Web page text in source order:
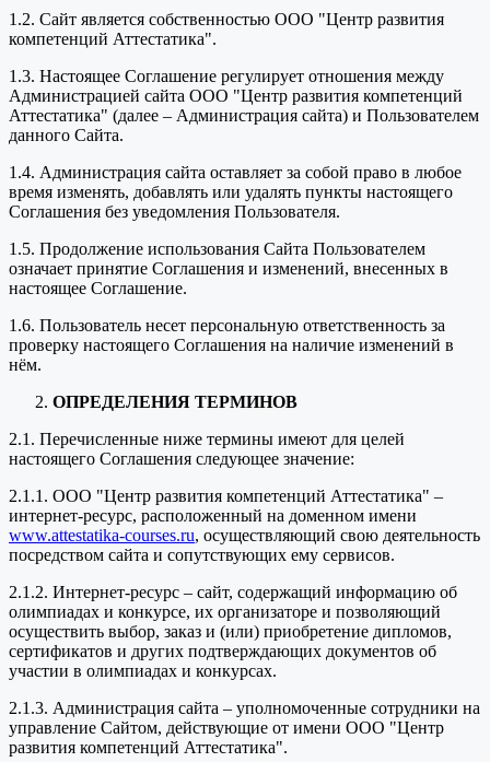
1.2. Сайт является собственностью ООО "Центр развития
компетенций Аттестатика".
1.3. Настоящее Соглашение регулирует отношения между
Администрацией сайта ООО "Центр развития компетенций
Аттестатика" (далее – Администрация сайта) и Пользователем
данного Сайта.
1.4. Администрация сайта оставляет за собой право в любое
время изменять, добавлять или удалять пункты настоящего
Соглашения без уведомления Пользователя.
1.5. Продолжение использования Сайта Пользователем
означает принятие Соглашения и изменений, внесенных в
настоящее Соглашение.
1.6. Пользователь несет персональную ответственность за
проверку настоящего Соглашения на наличие изменений в
нём.
ОПРЕДЕЛЕНИЯ ТЕРМИНОВ
2.1. Перечисленные ниже термины имеют для целей
настоящего Соглашения следующее значение:
2.1.1. ООО "Центр развития компетенций Аттестатика" –
интернет-ресурс, расположенный на доменном имени
www.attestatika-courses.ru, осуществляющий свою деятельность
посредством сайта и сопутствующих ему сервисов.
2.1.2. Интернет-ресурс – сайт, содержащий информацию об
олимпиадах и конкурсе, их организаторе и позволяющий
осуществить выбор, заказ и (или) приобретение дипломов,
сертификатов и других подтверждающих документов об
участии в олимпиадах и конкурсах.
2.1.3. Администрация сайта – уполномоченные сотрудники на
управление Сайтом, действующие от имени ООО "Центр
развития компетенций Аттестатика".